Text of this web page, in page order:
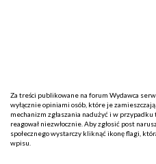
Za treści publikowane na forum Wydawca
wyłącznie opiniami osób, które je
mechanizm zgłaszania nadużyć i w
reagował niezwłocznie. Aby zgłosić post
społecznego wystarczy kliknąć ikonę flagi,
wpisu.